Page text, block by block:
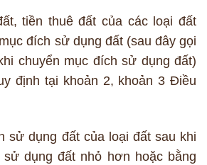
tiền thuê đất của các loại đất
đích sử dụng đất (sau đây gọi
chuyển mục đích sử dụng đất)
định tại khoản 2, khoản 3 Điều
sử dụng đất của loại đất sau khi
dụng đất nhỏ hơn hoặc bằng